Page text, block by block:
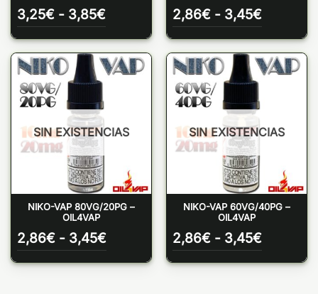
3,25€ - 3,85€Rango
de
precios:
desde
3,25€
2,86€ - 3,45€Rango
de
precios:
desde
2,86€
SIN EXISTENCIAS
NIKO-VAP 80VG/20PG –
OIL4VAP
2,86€ - 3,45€Rango
de
precios:
SIN EXISTENCIAS
NIKO-VAP 60VG/40PG –
OIL4VAP
2,86€ - 3,45€Rango
de
precios: